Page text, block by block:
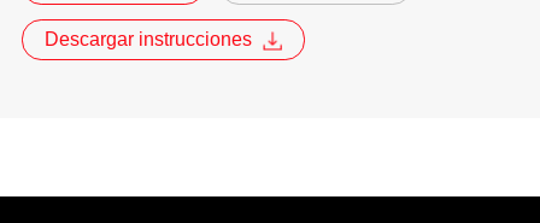
Descargar instrucciones